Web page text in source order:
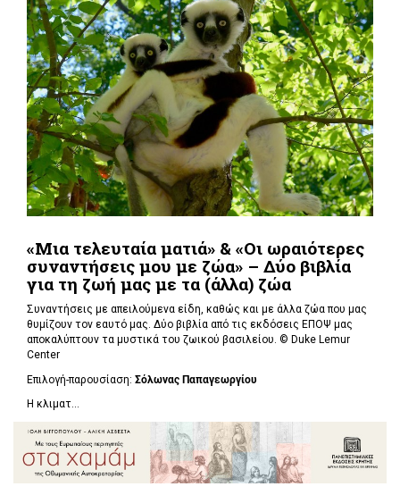
«Μια τελευταία ματιά» & «Οι ωραιότερες
συναντήσεις μου με ζώα» – Δύο βιβλία
για τη ζωή μας με τα (άλλα) ζώα
Συναντήσεις με απειλούμενα είδη, καθώς και με άλλα ζώα που μας
θυμίζουν τον εαυτό μας. Δύο βιβλία από τις εκδόσεις ΕΠΟΨ μας
αποκαλύπτουν τα μυστικά του ζωικού βασιλείου. © Duke Lemur
Center
Επιλογή-παρουσίαση: Σόλωνας Παπαγεωργίου
Η κλιματ...